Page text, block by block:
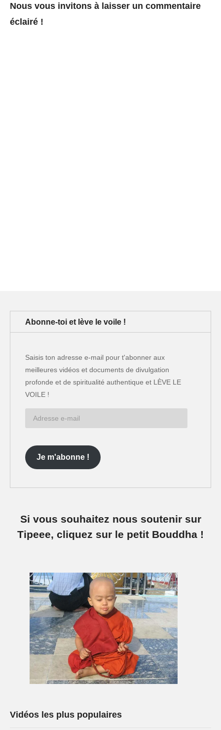
Nous vous invitons à laisser un commentaire
éclairé !
Abonne-toi et lève le voile !
Saisis ton adresse e-mail pour t'abonner aux
meilleures vidéos et documents de divulgation
profonde et de spiritualité authentique et LÈVE LE
VOILE !
Je m'abonne !
Si vous souhaitez nous soutenir sur
Tipeee, cliquez sur le petit Bouddha !
Vidéos les plus populaires